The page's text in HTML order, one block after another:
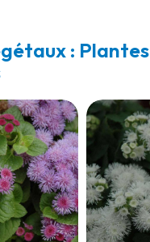
: Plantes